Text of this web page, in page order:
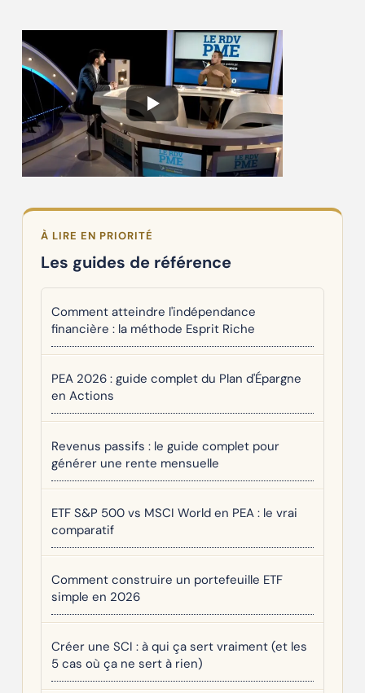
À LIRE EN PRIORITÉ
Les guides de référence
Comment atteindre l'indépendance
financière : la méthode Esprit Riche
PEA 2026 : guide complet du Plan d'Épargne
en Actions
Revenus passifs : le guide complet pour
générer une rente mensuelle
ETF S&P 500 vs MSCI World en PEA : le vrai
comparatif
Comment construire un portefeuille ETF
simple en 2026
Créer une SCI : à qui ça sert vraiment (et les
5 cas où ça ne sert à rien)